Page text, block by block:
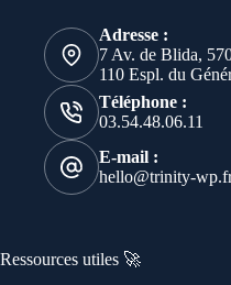
Adresse :
7 Av. de Blida,
110 Espl. du
Téléphone :
03.54.48.06.11
E-mail :
hello@trinity-
Ressources utiles 🚀